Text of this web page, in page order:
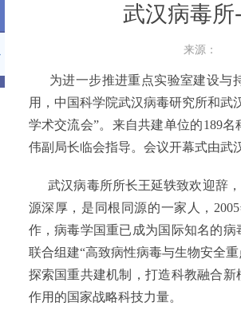
武汉病毒
来源：
为进一步推进重点实验室建设与
用，中国科学院武汉病毒研究所和武
学术交流会”。来自共建单位的189
伟副局长临会指导。会议开幕式由武
武汉病毒所所长王延轶致欢迎辞，
源深厚，是同根同源的一家人，
作，病毒学国重已成为国际知名的
联合组建“高致病性病毒与生物安全
探索国重共建机制，打造科教融合
作用的国家战略科技力量。